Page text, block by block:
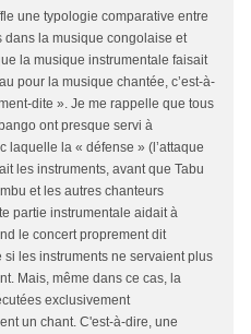
une typologie comparative entre
dans la musique congolaise et
la musique instrumentale faisait
pour la musique chantée, c’est-à-
dite ». Je me rappelle que tous
ont presque servi à
laquelle la « défense » (l’attaque
les instruments, avant que Tabu
et les autres chanteurs
partie instrumentale aidait à
le concert proprement dit
si les instruments ne servaient plus
Mais, même dans ce cas, la
exclusivement
un chant. C'est-à-dire, une